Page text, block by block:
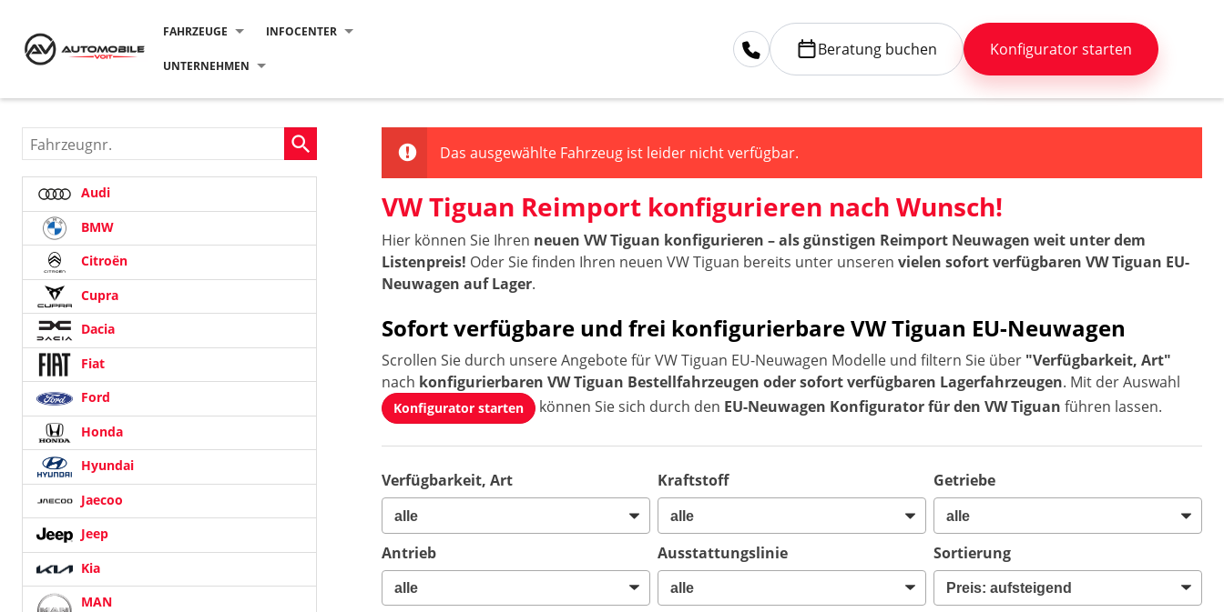
FAHRZEUGE INFOCENTER
UNTERNEHMEN
Beratung buchen Konfigurator starten
Das ausgewählte Fahrzeug ist leider nicht verfügbar.
VW Tiguan Reimport konfigurieren nach Wunsch!
Hier können Sie Ihren neuen VW Tiguan konfigurieren – als günstigen Reimport Neuwagen weit unter dem
Listenpreis! Oder Sie finden Ihren neuen VW Tiguan bereits unter unserenvielen sofort verfügbaren VW Tiguan EU-
Neuwagen auf Lager.
Sofort verfügbare und frei konfigurierbare VW Tiguan EU-Neuwagen
Scrollen Sie durch unsere Angebote für VW Tiguan EU-Neuwagen Modelle und filtern Sie über "Verfügbarkeit, Art"
nach konfigurierbaren VW Tiguan Bestellfahrzeugen oder sofort verfügbaren Lagerfahrzeugen. Mit der Auswahl
Konfigurator starten können Sie sich durch den EU-Neuwagen Konfigurator für den VW Tiguan führen lassen.
Verfügbarkeit, Art Kraftstoff Getriebe
Antrieb Ausstattungslinie Sortierung
Fahrzeugnr.
Audi
BMW
Citroën
Cupra
Dacia
Fiat
Ford
Honda
Hyundai
Jaecoo
Jeep
Kia
MAN